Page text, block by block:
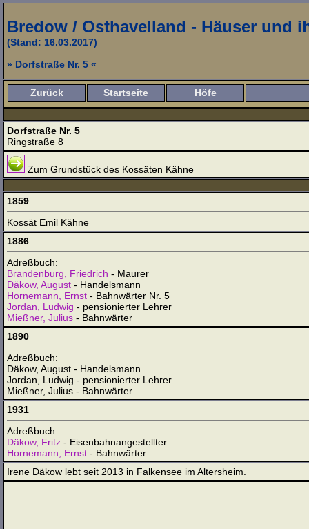
Bredow / Osthavelland - Häuser und
(Stand: 16.03.2017)
» Dorfstraße Nr. 5 «
Zurück Startseite Höfe
Dorfstraße Nr. 5
Ringstraße 8
Zum Grundstück des Kossäten Kähne
1859
Kossät Emil Kähne
1886
Adreßbuch:
Brandenburg, Friedrich - Maurer
Däkow, August - Handelsmann
Hornemann, Ernst - Bahnwärter Nr. 5
Jordan, Ludwig - pensionierter Lehrer
Mießner, Julius - Bahnwärter
1890
Adreßbuch:
Däkow, August - Handelsmann
Jordan, Ludwig - pensionierter Lehrer
Mießner, Julius - Bahnwärter
1931
Adreßbuch:
Däkow, Fritz - Eisenbahnangestellter
Hornemann, Ernst - Bahnwärter
Irene Däkow lebt seit 2013 in Falkensee im Altersheim.